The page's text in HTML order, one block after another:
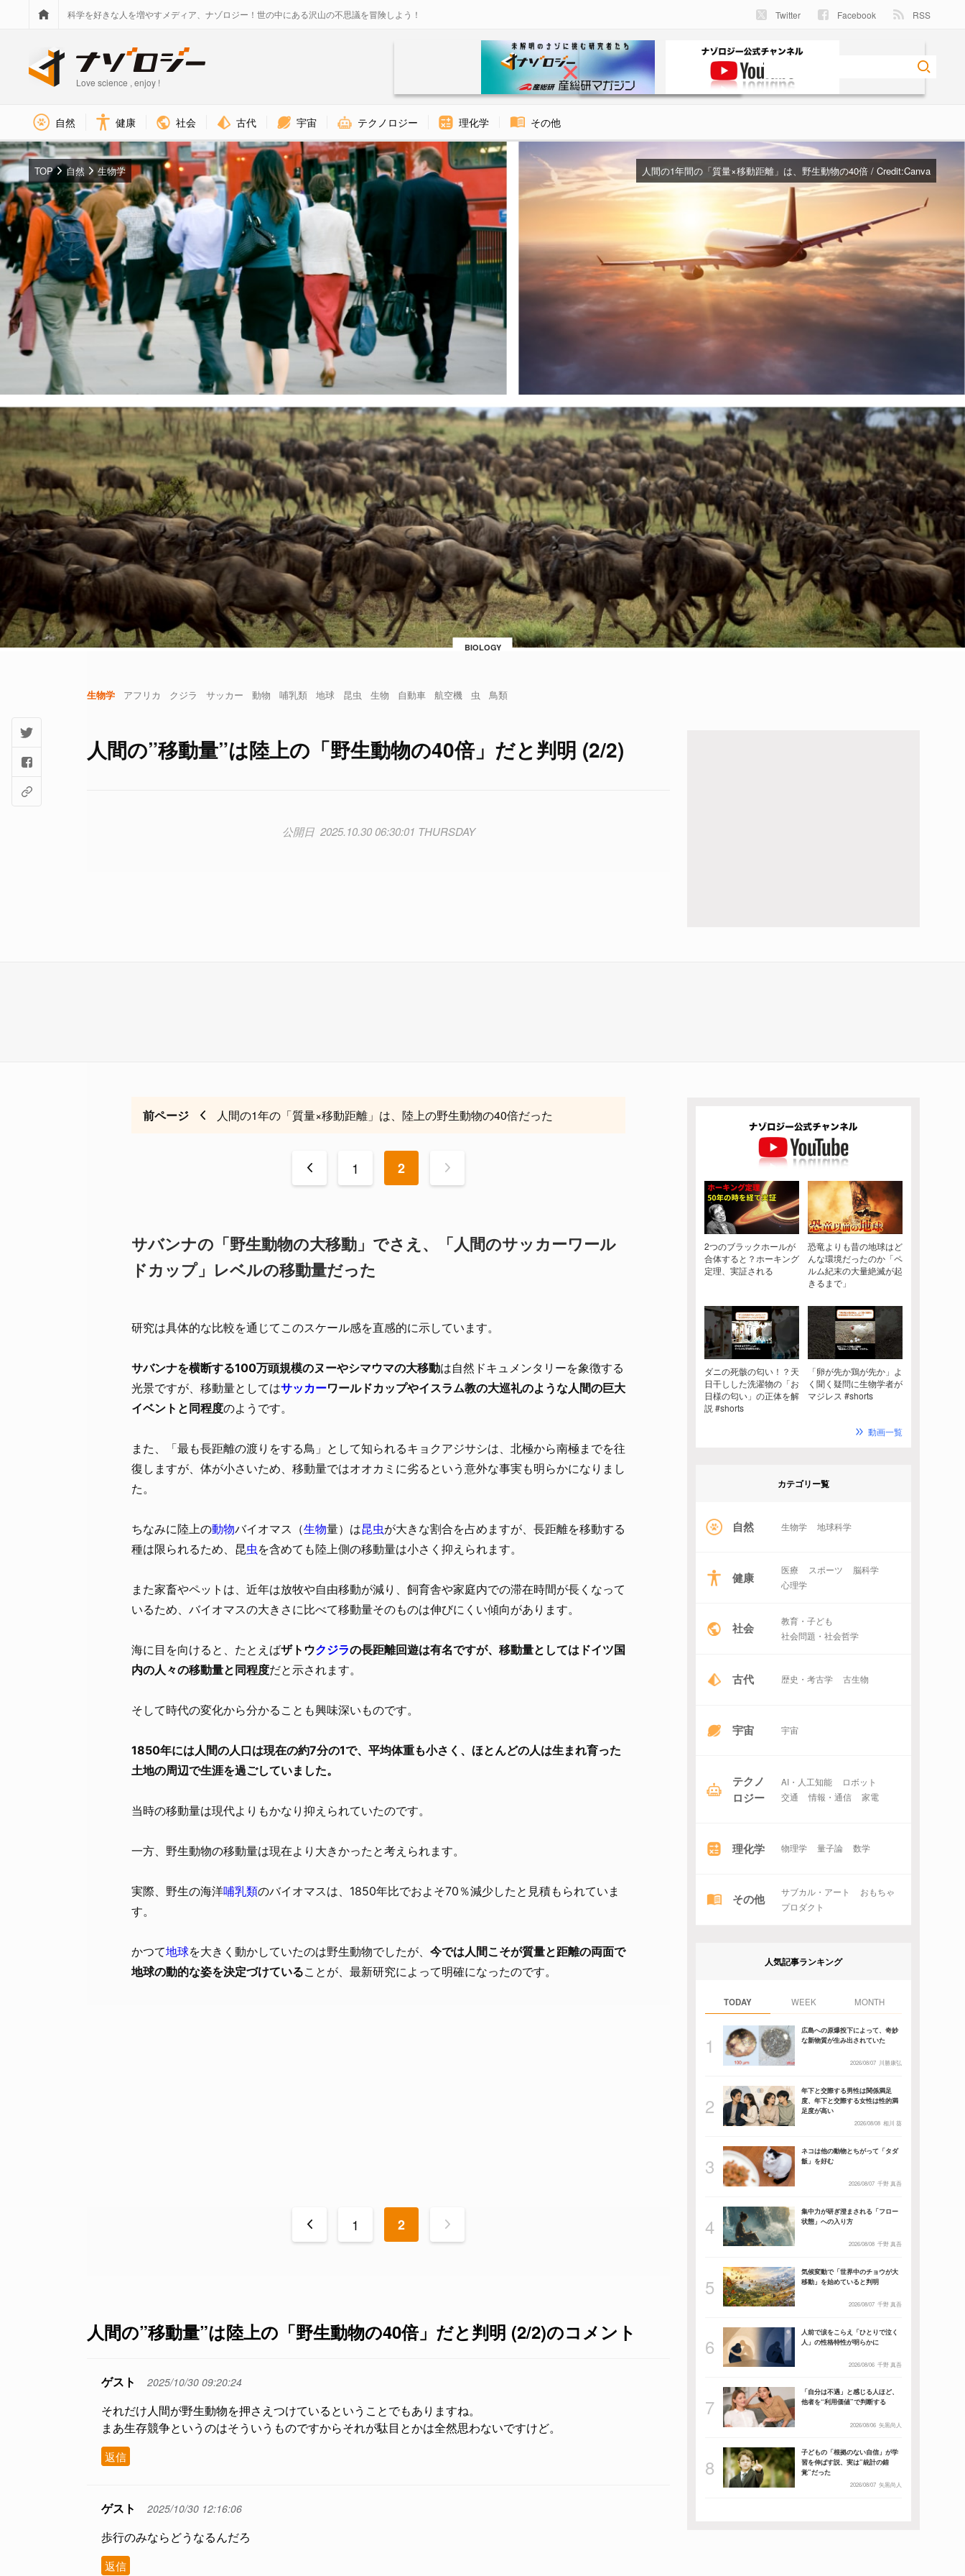
科学を好きな人を増やすメディア、ナゾロジー！世の中にある沢山の不思議を冒険しよう！ Twitter Facebook RSS
Love science , enjoy !
自然 健康 社会 古代 宇宙 テクノロジー 理化学 その他
人間の1年間の「質量×移動距離」は、野生動物の40倍 / Credit:Canva
BIOLOGY
TOP 自然 生物学
生物学 アフリカ クジラ サッカー 動物 哺乳類 地球 昆虫 生物 自動車 航空機 虫 鳥類
人間の”移動量”は陸上の「野生動物の40倍」だと判明 (2/2)
2025.10.30 06:30:01 THURSDAY
前ページ 人間の1年の「質量×移動距離」は、陸上の野生動物の40倍だった
< 1 2 >
サバンナの「野生動物の大移動」でさえ、「人間のサッカーワール
ドカップ」レベルの移動量だった
研究は具体的な比較を通じてこのスケール感を直感的に示しています。
サバンナを横断する100万頭規模のヌーやシマウマの大移動は自然ドキュメンタリーを象徴する
光景ですが、移動量としてはサッカーワールドカップやイスラム教の大巡礼のような人間の巨大
イベントと同程度のようです。
また、「最も長距離の渡りをする鳥」として知られるキョクアジサシは、北極から南極までを往
復しますが、体が小さいため、移動量ではオオカミに劣るという意外な事実も明らかになりまし
た。
ちなみに陸上の動物バイオマス（生物量）は昆虫が大きな割合を占めますが、長距離を移動する
種は限られるため、昆虫 を含めても陸上側の移動量は小さく抑えられます。
また家畜やペットは、近年は放牧や自由移動が減り、飼育舎や家庭内での滞在時間が長くなって
いるため、バイオマスの大きさに比べて移動量そのものは伸びにくい傾向があります。
海に目を向けると、たとえばザトウクジラの長距離回遊は有名ですが、移動量としてはドイツ国
内の人々の移動量と同程度だと示されます。
そして時代の変化から分かることも興味深いものです。
1850年には人間の人口は現在の約7分の1で、平均体重も小さく、ほとんどの人は生まれ育った
土地の周辺で生涯を過ごしていました。
当時の移動量は現代よりもかなり抑えられていたのです。
一方、野生動物の移動量は現在より大きかったと考えられます。
実際、野生の海洋哺乳類のバイオマスは、1850年比でおよそ70％減少したと見積もられていま
す。
かつて地球を大きく動かしていたのは野生動物でしたが、 今では人間こそが質量と距離の両面で
地球の動的な姿を決定づけていることが、最新研究によって明確になったのです。
< 1 2 >
人間の”移動量”は陸上の「野生動物の40倍」だと判明 (2/2)のコメント
ゲスト 2025/10/30 09:20:24
それだけ人間が野生動物を押さえつけているということでもありますね。
まあ生存競争というのはそういうものですからそれが駄目とかは全然思わないですけど。
返信
ゲスト 2025/10/30 12:16:06
歩行のみならどうなるんだろ
返信
2つのブラックホールが
合体すると？ホーキング
定理、実証される
恐竜よりも昔の地球はど
んな環境だったのか「ペ
ルム紀末の大量絶滅が起
きるまで」
ダニの死骸の匂い！？天
日干しした洗濯物の「お
日様の匂い」の正体を解
説 #shorts
「卵が先か鶏が先か」よ
く聞く疑問に生物学者が
マジレス #shorts
動画一覧
カテゴリー覧
自然 生物学 地球科学
健康 医療 スポーツ
脳科学
心理学
社会
教育・子ども
社会問題・社会哲学
古代 歴史・考古学 古生物
宇宙 宇宙
テクノ
ロジー
AI・人工知能
ロボット
交通
情報・通信 家電
理化学 物理学 量子論 数学
その他 サブカル・アート
おもちゃ
プロダクト
人気記事ランキング
TODAY WEEK MONTH
広島への原爆投下によって、奇妙
な新物質が生み出されていた
2026/08/07 川勝康弘
年下と交際する男性は関係満足
度、年下と交際する女性は性的満
足度が高い
2026/08/08 相川 葵
ネコは他の動物とちがって「タダ
飯」を好む
2026/08/07 千野 真吾
集中力が研ぎ澄まされる「フロー
状態」への入り方
2026/08/08 千野 真吾
気候変動で「世界中のチョウが大
移動」を始めていると判明
2026/08/07 千野 真吾
人前で涙をこらえ「ひとりで泣く
人」の性格特性が明らかに
2026/08/06 千野 真吾
「自分は不遇」と感じる人ほど、
他者を“利用価値”で判断する
2026/08/06 矢黒尚人
子どもの「根拠のない自信」が学
習を伸ばす説、実は”統計の錯
覚”だった
2026/08/07 矢黒尚人